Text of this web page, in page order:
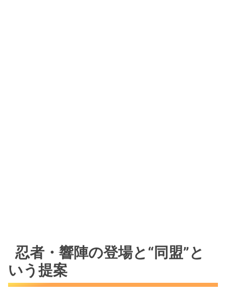
忍者・響陣の登場と“同盟”と
いう提案